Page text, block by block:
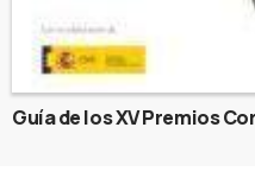
Guía de los XV Premios